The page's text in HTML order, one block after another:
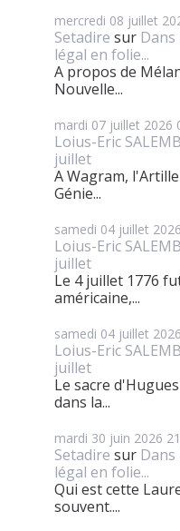
mercredi 08 juillet
Setadire sur
légal en folie...
A propos de
Nouvelle...
mardi 07 juillet 2026
Loius-Eric
juillet
A Wagram,
Génie...
samedi 04 juillet 2026
Loius-Eric
juillet
Le 4 juillet 1776
américaine,...
samedi 04 juillet 2026
Loius-Eric
juillet
Le sacre
dans la...
mardi 30 juin 2026
Setadire sur
légal en folie...
Qui est cette
souvent....